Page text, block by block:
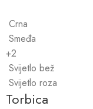
Crna
Smeđa
+2
Svijetlo bež
Svijetlo roza
Torbica